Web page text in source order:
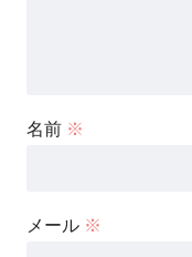
名前 ※
メール ※